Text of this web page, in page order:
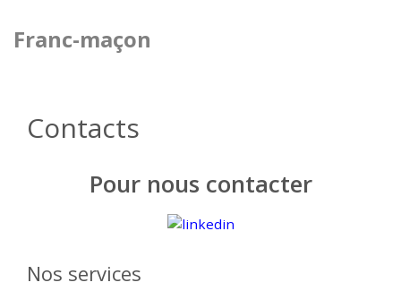
Franc-maçon
Contacts
Pour nous contacter
Nos services